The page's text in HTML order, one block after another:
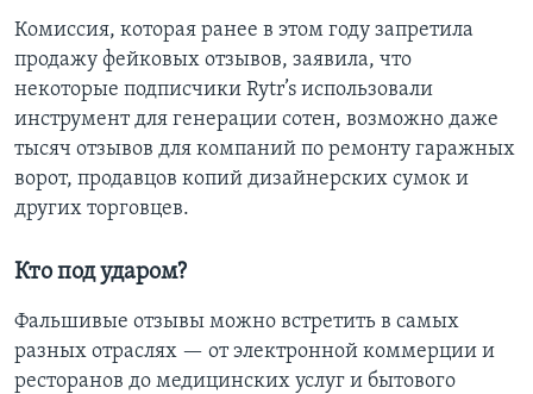
Комиссия, которая ранее в этом году запретила
продажу фейковых отзывов, заявила, что
некоторые подписчики Rytr’s использовали
инструмент для генерации сотен, возможно даже
тысяч отзывов для компаний по ремонту гаражных
ворот, продавцов копий дизайнерских сумок и
других торговцев.
Кто под ударом?
Фальшивые отзывы можно встретить в самых
разных отраслях — от электронной коммерции и
ресторанов до медицинских услуг и бытового